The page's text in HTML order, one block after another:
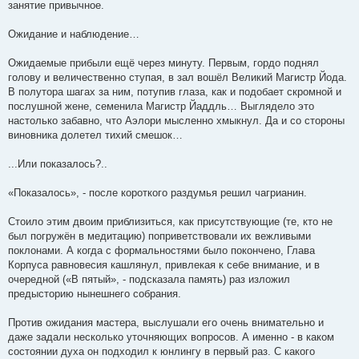
занятие привычное.
Ожидание и наблюдение…
Ожидаемые прибыли ещё через минуту. Первым, гордо поднял
голову и величественно ступая, в зал вошёл Великий Магистр Йода.
В полутора шагах за ним, потупив глаза, как и подобает скромной и
послушной жене, семенила Магистр Йаддль… Выглядело это
настолько забавно, что Аэлори мысленно хмыкнул. Да и со стороны
виновника долетел тихий смешок…
...Или показалось?..
«Показалось», - после короткого раздумья решил чагрианин.
Стоило этим двоим приблизиться, как присутствующие (те, кто не
был погружён в медитацию) поприветствовали их вежливыми
поклонами. А когда с формальностями было покончено, Глава
Корпуса равновесия кашлянул, привлекая к себе внимание, и в
очередной («В пятый», - подсказала память) раз изложил
предысторию нынешнего собрания.
Против ожидания мастера, выслушали его очень внимательно и
даже задали несколько уточняющих вопросов. А именно - в каком
состоянии духа он подходил к юнлингу в первый раз. С какого